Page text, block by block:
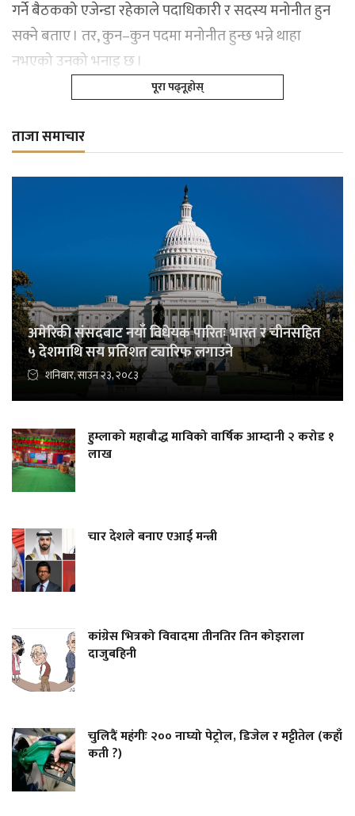
गर्ने बैठकको एजेन्डा रहेकाले पदाधिकारी र सदस्य मनोनीत हुन
सक्ने बताए । तर, कुन–कुन पदमा मनोनीत हुन्छ भन्ने थाहा
नभएको उनको भनाइ छ ।
पूरा पढ्नूहोस्
ताजा समाचार
अमेरिकी संसदबाट नयाँ विधेयक पारितः भारत र चीनसहित
५ देशमाथि सय प्रतिशत ट्यारिफ लगाउने
शनिबार, साउन २३, २०८३
हुम्लाको महाबौद्ध माविको वार्षिक आम्दानी २ करोड १
लाख
चार देशले बनाए एआई मन्त्री
कांग्रेस भित्रको विवादमा तीनतिर तिन कोइराला
दाजुबहिनी
चुलिदैं महंगीः २०० नाघ्यो पेट्रोल, डिजेल र मट्टीतेल (कहाँ
कती ?)